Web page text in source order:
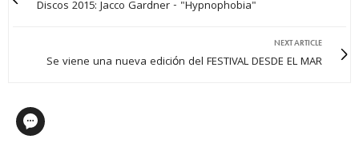
Discos 2015: Jacco Gardner - "Hypnophobia"
NEXT ARTICLE
Se viene una nueva edición del FESTIVAL DESDE EL MAR